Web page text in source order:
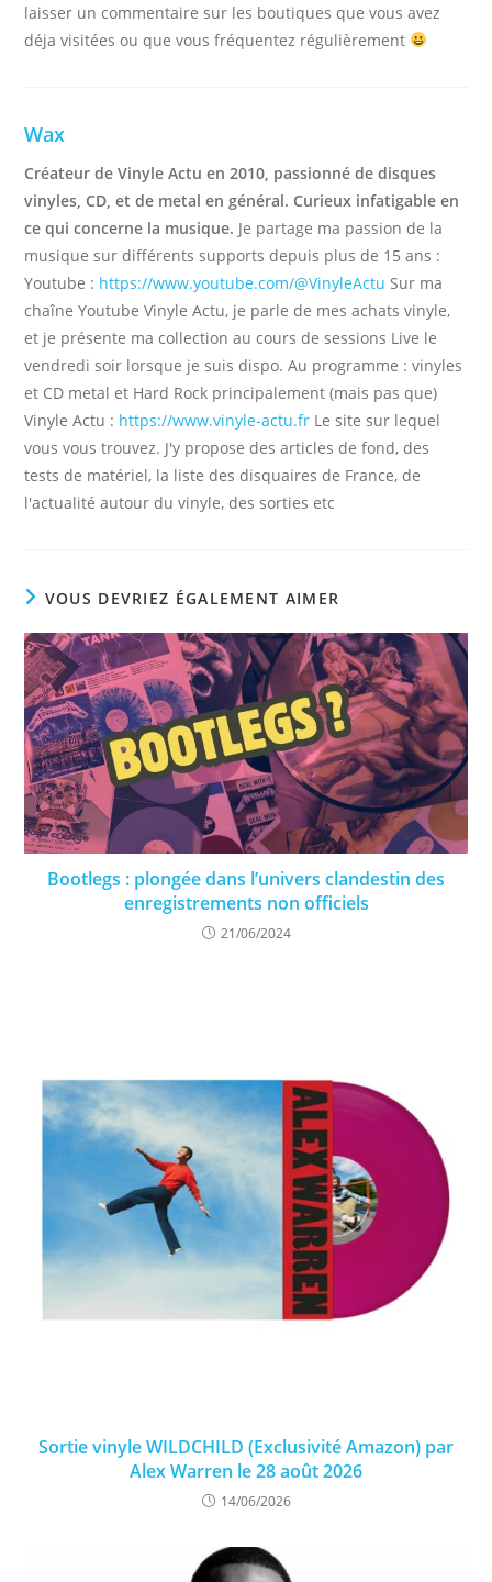
laisser un commentaire sur les boutiques que vous avez
déja visitées ou que vous fréquentez régulièrement
Wax
Créateur de Vinyle Actu en 2010, passionné de disques
vinyles, CD, et de metal en général. Curieux infatigable en
ce qui concerne la musique. Je partage ma passion de la
musique sur différents supports depuis plus de 15 ans :
Youtube : https://www.youtube.com/@VinyleActu Sur ma
chaîne Youtube Vinyle Actu, je parle de mes achats vinyle,
et je présente ma collection au cours de sessions Live le
vendredi soir lorsque je suis dispo. Au programme : vinyles
et CD metal et Hard Rock principalement (mais pas que)
Vinyle Actu : https://www.vinyle-actu.fr Le site sur lequel
vous vous trouvez. J'y propose des articles de fond, des
tests de matériel, la liste des disquaires de France, de
l'actualité autour du vinyle, des sorties etc
VOUS DEVRIEZ ÉGALEMENT AIMER
Bootlegs : plongée dans l’univers clandestin des
enregistrements non officiels
21/06/2024
Sortie vinyle WILDCHILD (Exclusivité Amazon) par
Alex Warren le 28 août 2026
14/06/2026